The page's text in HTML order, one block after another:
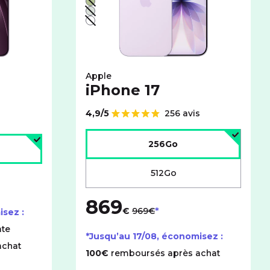
:
Vert - indisponible
Brume - indisponible
Blanc - indisponible
Apple
iPhone 17
Note de
4,9/5
256 avis
256Go
512Go
869€ 969€
*Jusqu’au 17/08, économisez :
100€ remboursés après achat